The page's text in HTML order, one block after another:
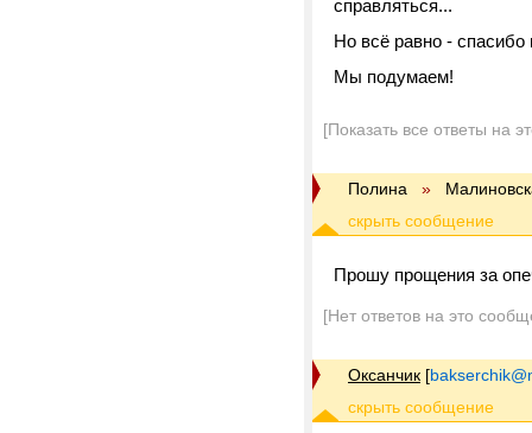
справляться...
Но всё равно - спасибо
Мы подумаем!
[Показать все ответы на
Полина »
Прошу прощения за
[Нет ответов на это
Оксанчик [